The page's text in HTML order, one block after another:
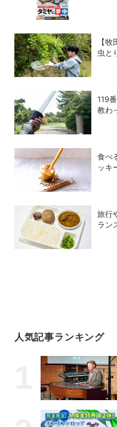
【
虫と
119
教わ
食べ
ッキ
旅行
ラン
人気記事ランキング